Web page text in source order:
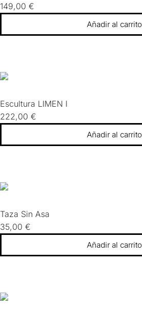
149,00 €
Añadir al carrito
Escultura LIMEN I
222,00 €
Añadir al carrito
Taza Sin Asa
35,00 €
Añadir al carrito